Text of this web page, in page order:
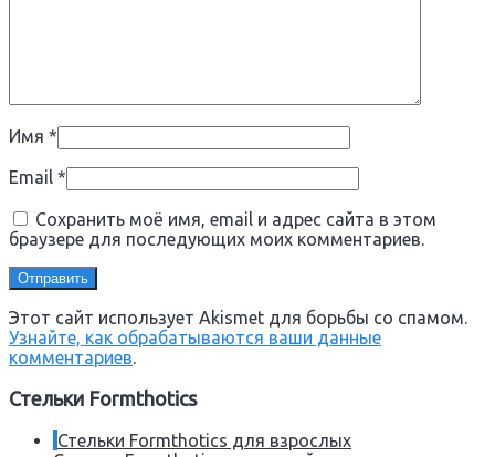
Имя *
Email *
Сохранить моё имя, email и адрес сайта в этом
браузере для последующих моих комментариев.
Этот сайт использует Akismet для борьбы со спамом.
Узнайте, как обрабатываются ваши данные
комментариев.
Стельки Formthotics
Стельки Formthotics для взрослых